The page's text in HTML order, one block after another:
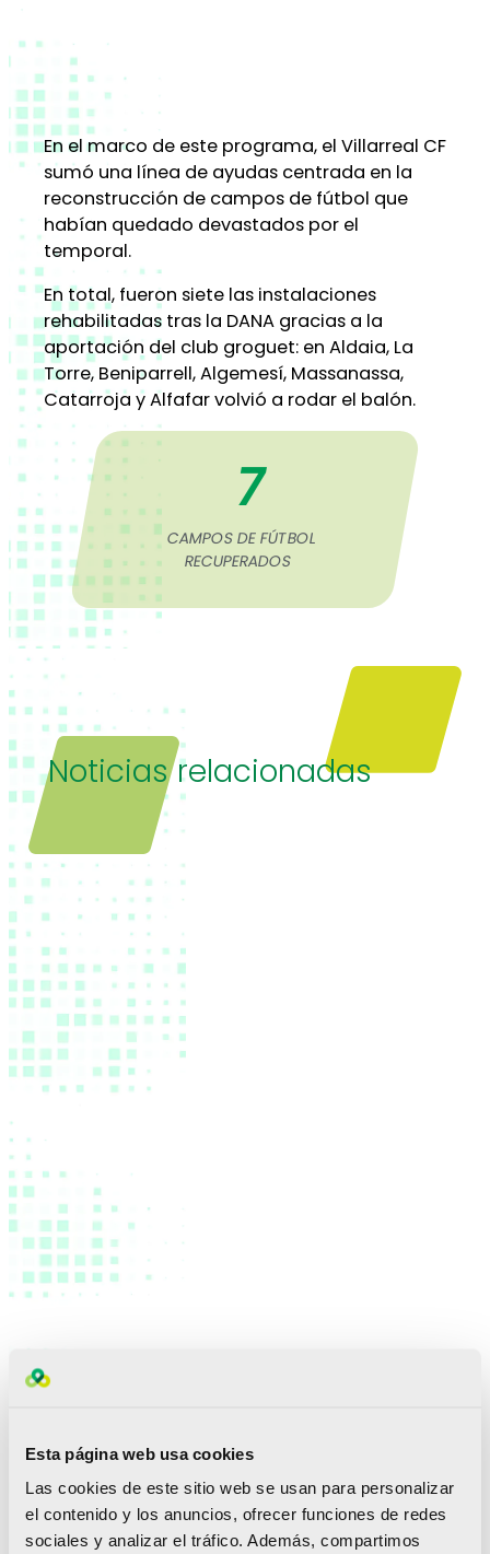
Esta página web usa cookies
Las cookies de este sitio web se usan para personalizar
el contenido y los anuncios, ofrecer funciones de redes
sociales y analizar el tráfico. Además, compartimos
En el marco de este programa, el Villarreal CF
sumó una línea de ayudas centrada en la
reconstrucción de campos de fútbol que
habían quedado devastados por el
temporal.
En total, fueron siete las instalaciones
rehabilitadas tras la DANA gracias a la
aportación del club groguet: en Aldaia, La
Torre, Beniparrell, Algemesí, Massanassa,
Catarroja y Alfafar volvió a rodar el balón.
CAMPOS DE FÚTBOL
RECUPERADOS
7
Noticias relacionadas